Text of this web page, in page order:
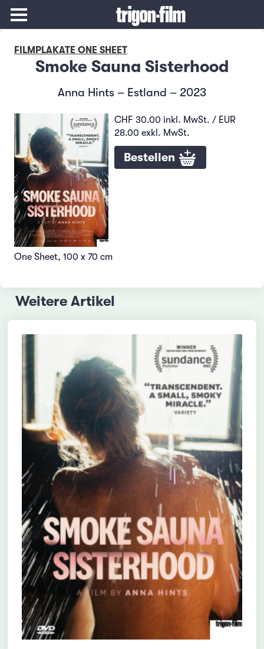
FILMPLAKATE ONE SHEET
Smoke Sauna Sisterhood
Anna Hints – Estland – 2023
CHF 30.00 inkl. MwSt. / EUR
28.00 exkl. MwSt.
Bestellen
One Sheet, 100 x 70 cm
Weitere Artikel